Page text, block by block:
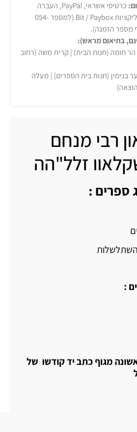
כרטיסי אשראי, PayPal, העברה
בנקאית או באפליקציות Bit / Paybox (למספר 054-
בתיאום מראש):
הר חומה (חנות הבית) | קרית משה (רחוב
בנימין (חנות בית הספרים) | מעלה
רבי מנחם
זלל"הה
ספרים :
:
מגוף כתב יד קודשו של